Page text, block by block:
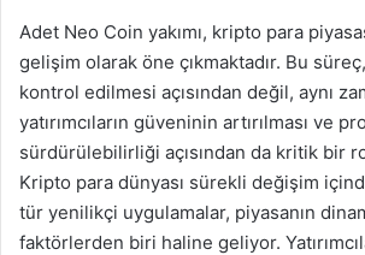
Adet Neo Coin yakımı, kripto para
gelişim olarak öne çıkmaktadır. Bu
kontrol edilmesi açısından değil, aynı
yatırımcıların güveninin artırılması ve
sürdürülebilirliği açısından da kritik bir
Kripto para dünyası sürekli değişim
tür yenilikçi uygulamalar, piyasanın
faktörlerden biri haline geliyor.